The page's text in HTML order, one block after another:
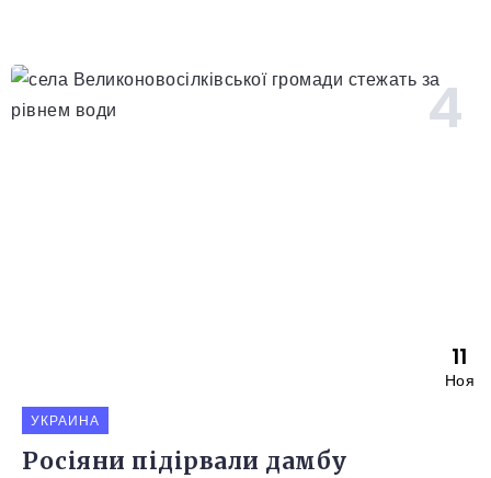
11
Ноя
УКРАИНА
Росіяни підірвали дамбу